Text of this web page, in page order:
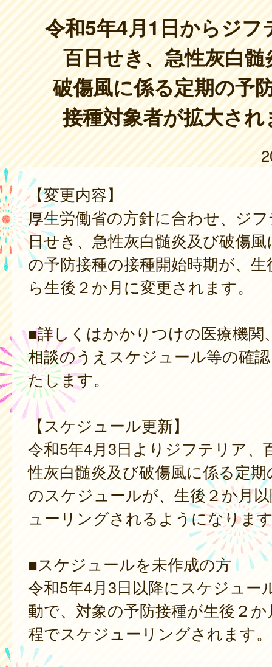
令和5年4月1日からジフ
百日せき、急性灰白髄
破傷風に係る定期の予
接種対象者が拡大され
【変更内容】
厚生労働省の方針に合わせ、ジ
日せき、急性灰白髄炎及び破傷
の予防接種の接種開始時期が、
ら生後２か月に変更されます。
■詳しくはかかりつけの医療機関
相談のうえスケジュール等の確
たします。
【スケジュール更新】
令和5年4月3日よりジフテリア、
性灰白髄炎及び破傷風に係る定
のスケジュールが、生後２か月
ューリングされるようになりま
■スケジュールを未作成の方
令和5年4月3日以降にスケジュー
動で、対象の予防接種が生後２
程でスケジューリングされます。